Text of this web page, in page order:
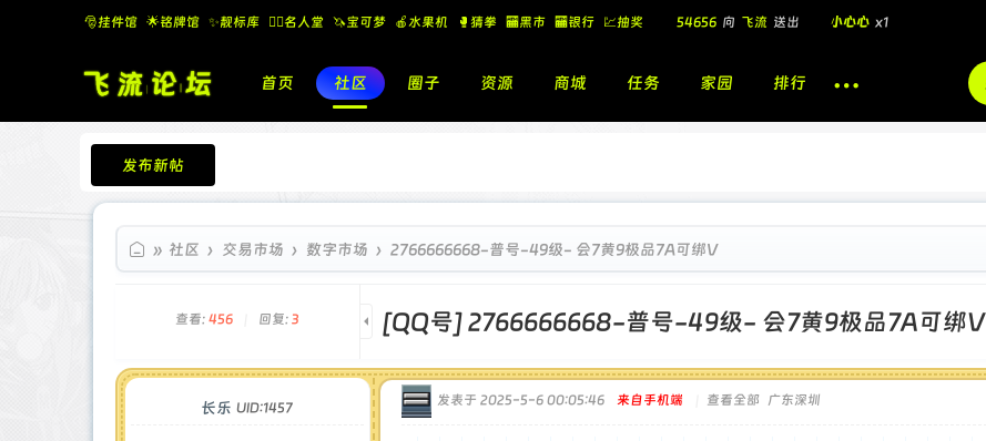
🎅挂件馆 🌟铭牌馆 ✨️靓标库 🧚‍♂️名人堂 🦄宝可梦 🍎水果机 🥊猜拳 🏧黑市 🏧银行 💹抽奖
🎁
飞流 向 北 送出 酷盖墨镜 x1
飞流 向 北 小心心 x1
54656 向 飞流 送出 小心心 x1
首页 社区 圈子 资源 商城 任务 家园 排行
发布新帖
飞流论坛
» 社区 › 交易市场 › 数字市场 › 2766666668-普号-49级- 会7黄9极品7A可绑V
查看: 456 回复: 3 [QQ号]2766666668-普号-49级- 会7黄9极品7A可绑V
长乐 UID:1457 发表于 2025-5-6 00:05:46 来自手机端 查看全部 广东深圳